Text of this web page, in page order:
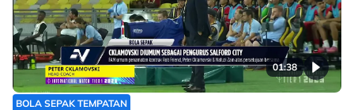
01:38
BOLA SEPAK TEMPATAN